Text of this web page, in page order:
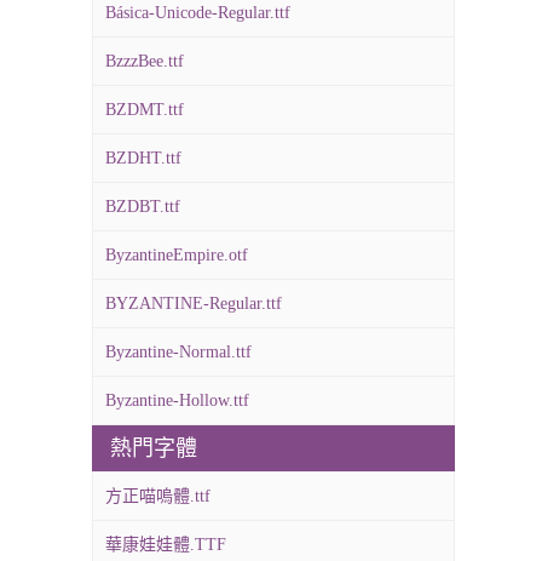
Básica-Unicode-Regular.ttf
BzzzBee.ttf
BZDMT.ttf
BZDHT.ttf
BZDBT.ttf
ByzantineEmpire.otf
BYZANTINE-Regular.ttf
Byzantine-Normal.ttf
Byzantine-Hollow.ttf
熱門字體
方正喵嗚體.ttf
華康娃娃體.TTF